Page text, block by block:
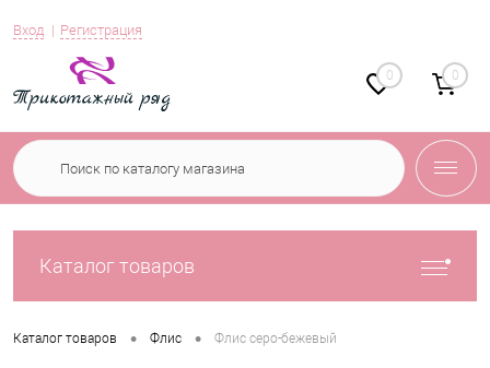
Вход Регистрация
0 0
Каталог товаров
Каталог товаров • Флис • Флис серо-бежевый